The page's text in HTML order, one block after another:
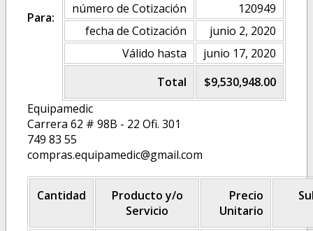
número de Cotización
120949
fecha de Cotización
junio 2, 2020
Válido hasta
junio 17, 2020
Total
$9,530,948.00
Para:
Equipamedic
Carrera 62 # 98B - 22 Ofi. 301
749 83 55
compras.equipamedic@gmail.com
Cantidad
Producto y/o
Servicio
Precio
Unitario